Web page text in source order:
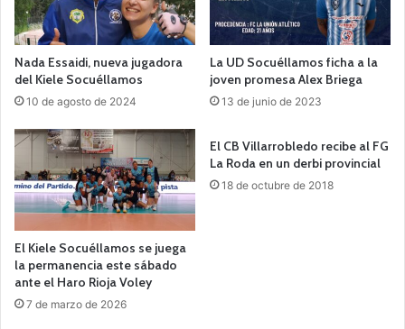
Nada Essaidi, nueva jugadora
del Kiele Socuéllamos
10 de agosto de 2024
La UD Socuéllamos ficha a la
joven promesa Alex Briega
13 de junio de 2023
El Kiele Socuéllamos se juega
la permanencia este sábado
ante el Haro Rioja Voley
7 de marzo de 2026
El CB Villarrobledo recibe al FG
La Roda en un derbi provincial
18 de octubre de 2018